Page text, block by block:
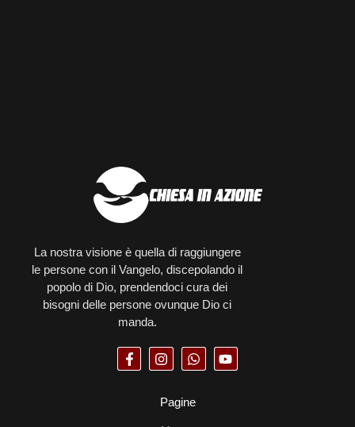
La nostra visione è quella di raggiungere
le persone con il Vangelo, discepolando il
popolo di Dio, prendendoci cura dei
bisogni delle persone ovunque Dio ci
manda.
Pagine